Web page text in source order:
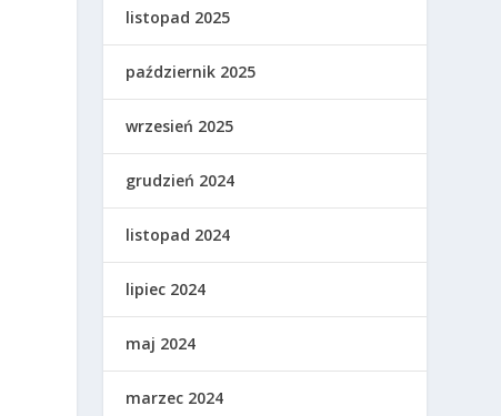
listopad 2025
październik 2025
wrzesień 2025
grudzień 2024
listopad 2024
lipiec 2024
maj 2024
marzec 2024